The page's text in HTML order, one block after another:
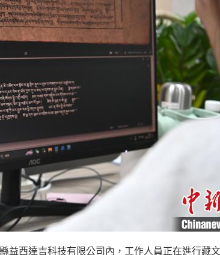
益西達吉科技有限公司內，工作人員正在進行藏